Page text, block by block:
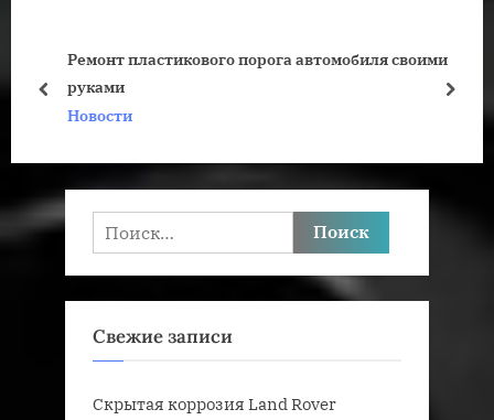
я
щ
а
я
п
и
с
ь
:
Ремонт пластикового порога автомобиля своими
руками
Новости
пред
Найти:
Свежие записи
Скрытая коррозия Land Rover